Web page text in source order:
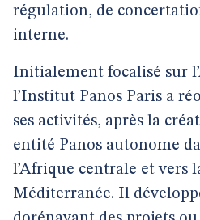
régulation, de
interne.
Initialement focalisé sur
l’Institut Panos Paris a
ses activités, après la
entité Panos autonome
l’Afrique centrale et vers
Méditerranée. Il